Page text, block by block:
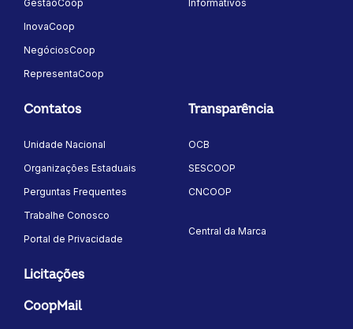
GestãoCoop
InovaCoop
NegóciosCoop
RepresentaCoop
Informativos
Contatos
Unidade Nacional
Organizações Estaduais
Perguntas Frequentes
Trabalhe Conosco
Portal de Privacidade
Transparência
OCB
SESCOOP
CNCOOP
Central da Marca
Licitações
CoopMail